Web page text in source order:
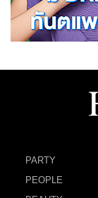
PARTY
PEOPLE